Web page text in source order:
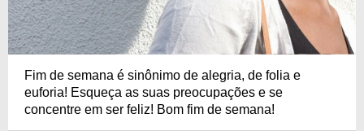
Fim de semana é sinônimo de alegria, de folia e
euforia! Esqueça as suas preocupações e se
concentre em ser feliz! Bom fim de semana!